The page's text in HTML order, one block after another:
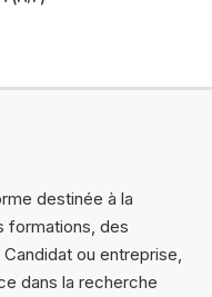
destinée à la
formations, des
ou entreprise,
dans la recherche